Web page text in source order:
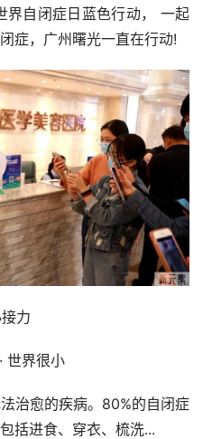
界自闭症日蓝色行动， 一起
症，广州曙光一直在行动!
力
世界很小
治愈的疾病。80%的自闭症
括进食、穿衣、梳洗...